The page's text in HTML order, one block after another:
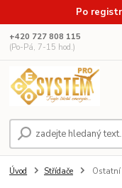
Po
+420 727 808 115
(Po-Pá, 7-15 hod.)
Úvod Střídače Ostatní